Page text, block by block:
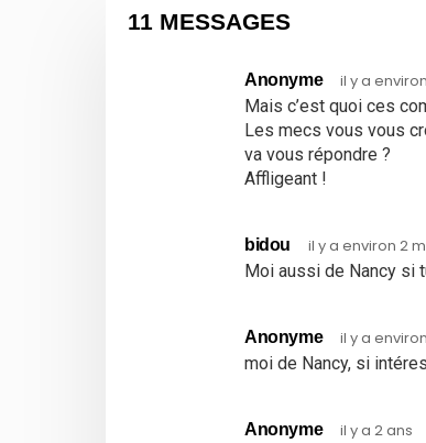
11 MESSAGES
Anonyme
il y a
Mais c’est quoi ces
Les mecs vous vous
va vous répondre ?
Affligeant !
bidou
il y a environ 2
Moi aussi de Nancy si
Anonyme
il y a
moi de Nancy, si
Anonyme
il y a 2 ans